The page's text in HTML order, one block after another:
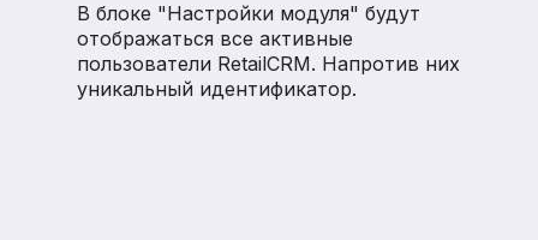
В блоке "Настройки модуля" будут
отображаться все активные
пользователи RetailCRM. Напротив них
уникальный идентификатор.